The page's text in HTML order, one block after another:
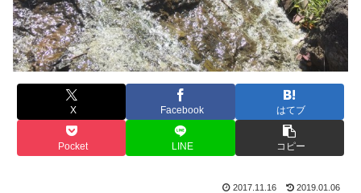
X Facebook はてブ
Pocket LINE コピー
2017.11.16 2019.01.06